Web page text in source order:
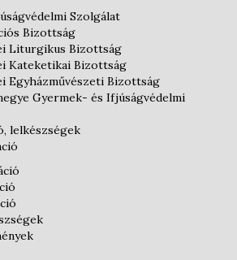
Szolgálat
Bizottság
Liturgikus Bizottság
Kateketikai Bizottság
Egyházművészeti Bizottság
Gyermek- és Ifjúságvédelmi
lelkészségek